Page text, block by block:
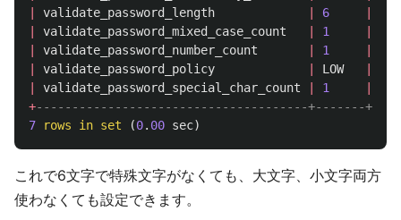
validate_password_length 6
validate_password_mixed_case_count 1
validate_password_number_count 1
validate_password_policy LOW
validate_password_special_char_count 1
+--------------------------------------+-------+
7
rows in set (0. 00 sec)
これで6文字で特殊文字がなくても、大文字、小文字両方
使わなくても設定できます。